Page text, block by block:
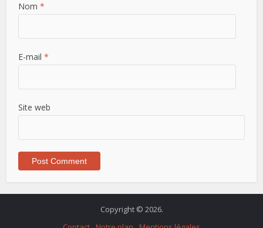
Nom*
E-mail*
Site web
Copyright © 2026.